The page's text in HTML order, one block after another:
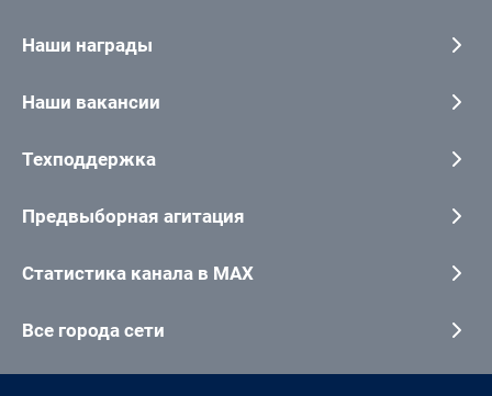
Наши награды
Наши вакансии
Техподдержка
Предвыборная агитация
Статистика канала в MAX
Все города сети